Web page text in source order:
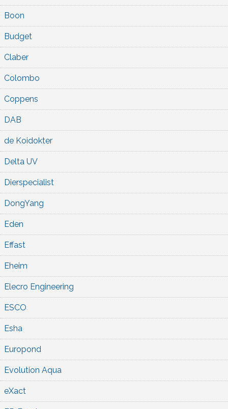
Boon
Budget
Claber
Colombo
Coppens
DAB
de Koidokter
Delta UV
Dierspecialist
DongYang
Eden
Effast
Eheim
Elecro Engineering
ESCO
Esha
Europond
Evolution Aqua
eXact